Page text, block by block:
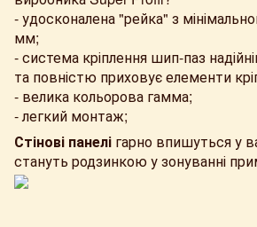
- удосконалена "рейка" з
мм;
- система кріплення шип-паз
та повністю приховує елементи
- велика кольорова гамма;
- легкий монтаж;
Стінові панелі гарно впишуться у
стануть родзинкою у зонуванні